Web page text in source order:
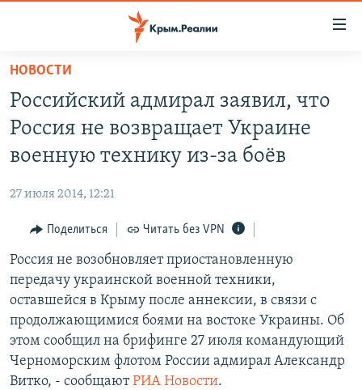
Вернуться
основному
содержанию
главной
Вернутся
поиску
11 ЛЕТ ОККУПАЦИИ КРЫМА. 11 ИСТОРИЙ СОПРОТИВЛЕНИЯ
ЕЩЕ
ИНТЕРАКТИВ
ИНФОГРАФИКА
ТЕЛЕПРОЕКТ КРЫМ.РЕАЛИИ
СОВЕТЫ ПРАВОЗАЩИТНИКОВ
ПРОПАВШИЕ БЕЗ ВЕСТИ
ПОБЕДИТЕЛЕЙ НЕ СУДЯТ?
РАДІО СВОБОДА
КАК ОБОЙТИ БЛОКИРОВКУ
Українською
Qırımtatar
ПРИСОЕДИНЯЙТЕСЬ!
НОВОСТИ
Российский адмирал заявил, что
Россия не возвращает Украине
военную технику из-за боёв
27 июля 2014, 12:21
Поделиться Читать без VPN
Россия не возобновляет приостановленную
передачу украинской военной техники,
оставшейся в Крыму после аннексии, в связи с
продолжающимися боями на востоке Украины. Об
этом сообщил на брифинге 27 июля командующий
Черноморским флотом России адмирал Александр
Витко, - сообщаютРИА Новости.